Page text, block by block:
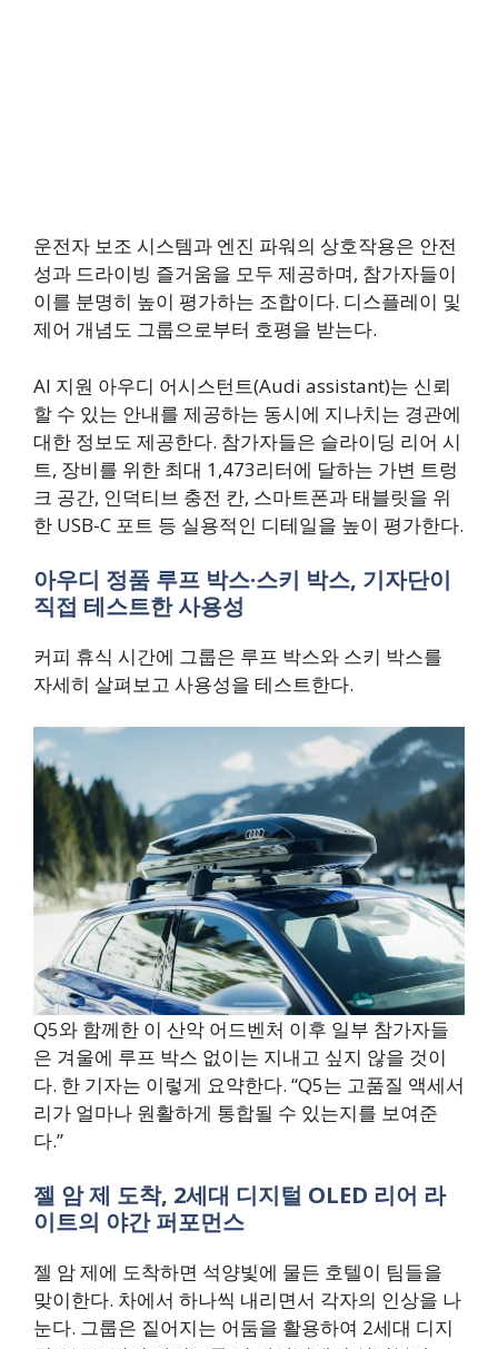
운전자 보조 시스템과 엔진 파워의 상호작용은 안전
성과 드라이빙 즐거움을 모두 제공하며, 참가자들이
이를 분명히 높이 평가하는 조합이다. 디스플레이 및
제어 개념도 그룹으로부터 호평을 받는다.
AI 지원 아우디 어시스턴트(Audi assistant)는 신뢰
할 수 있는 안내를 제공하는 동시에 지나치는 경관에
대한 정보도 제공한다. 참가자들은 슬라이딩 리어 시
트, 장비를 위한 최대 1,473리터에 달하는 가변 트렁
크 공간, 인덕티브 충전 칸, 스마트폰과 태블릿을 위
한 USB-C 포트 등 실용적인 디테일을 높이 평가한다.
아우디 정품 루프 박스·스키 박스, 기자단이
직접 테스트한 사용성
커피 휴식 시간에 그룹은 루프 박스와 스키 박스를
자세히 살펴보고 사용성을 테스트한다.
Q5와 함께한 이 산악 어드벤처 이후 일부 참가자들
은 겨울에 루프 박스 없이는 지내고 싶지 않을 것이
다. 한 기자는 이렇게 요약한다. “Q5는 고품질 액세서
리가 얼마나 원활하게 통합될 수 있는지를 보여준
다.”
젤 암 제 도착, 2세대 디지털 OLED 리어 라
이트의 야간 퍼포먼스
젤 암 제에 도착하면 석양빛에 물든 호텔이 팀들을
맞이한다. 차에서 하나씩 내리면서 각자의 인상을 나
눈다. 그룹은 짙어지는 어둠을 활용하여 2세대 디지